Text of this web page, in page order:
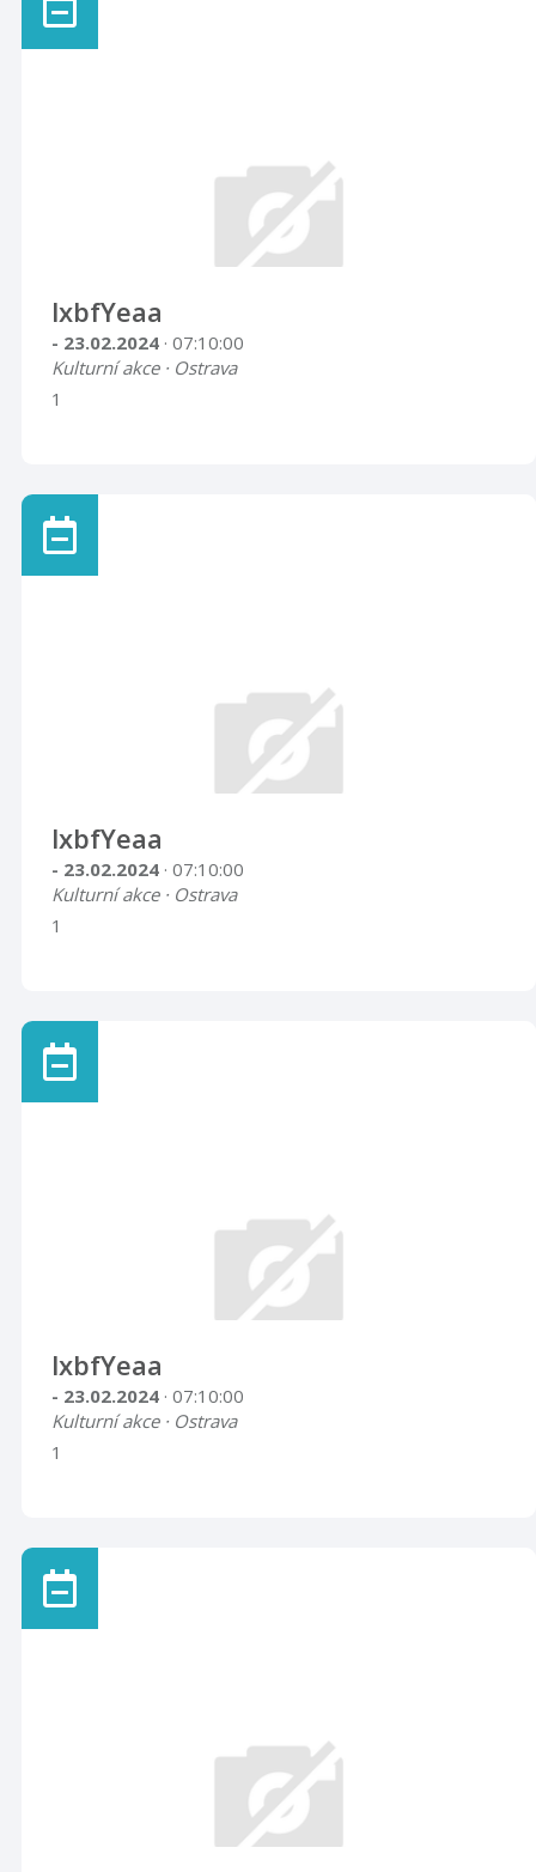
lxbfYeaa
- 23.02.2024 · 07:10:00
Kulturní akce · Ostrava
1
lxbfYeaa
- 23.02.2024 · 07:10:00
Kulturní akce · Ostrava
1
lxbfYeaa
- 23.02.2024 · 07:10:00
Kulturní akce · Ostrava
1